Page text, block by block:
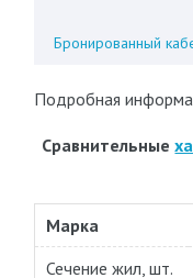
Бронированный
Подробная
Сравнительные
Марка
Сечение жил, шт.